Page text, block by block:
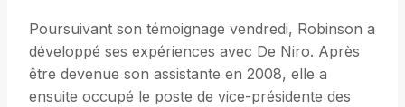
Poursuivant son témoignage vendredi, Robinson a
développé ses expériences avec De Niro. Après
être devenue son assistante en 2008, elle a
ensuite occupé le poste de vice-présidente des